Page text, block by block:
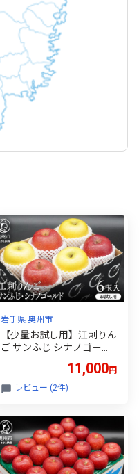
岩手県 奥州市
【少量お試し用】江刺りん
ご サンふじ シナノゴール
定 丸秀品 江刺 りんご 林檎
ブランドフルーツ サンフ
[AQ039]
11,000円
レビュー (2件)